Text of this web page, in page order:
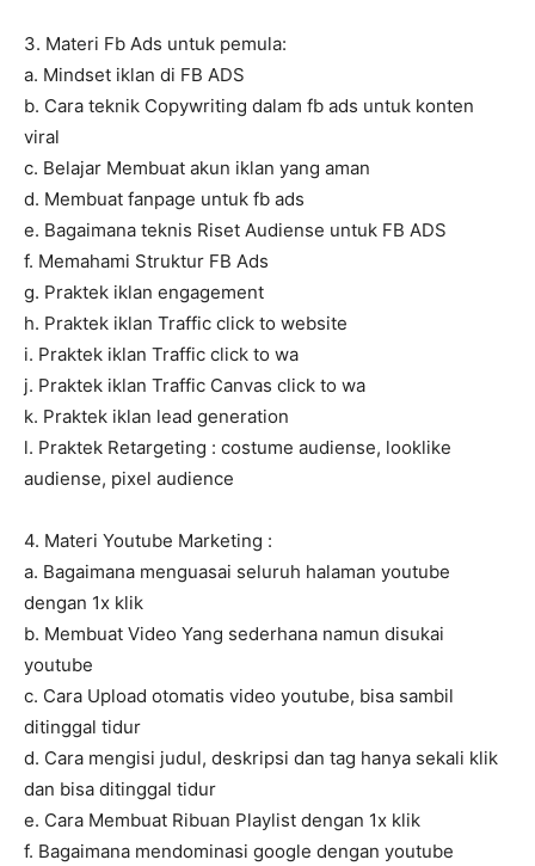
3. Materi Fb Ads untuk pemula:
a. Mindset iklan di FB ADS
b. Cara teknik Copywriting dalam fb ads untuk konten
viral
c. Belajar Membuat akun iklan yang aman
d. Membuat fanpage untuk fb ads
e. Bagaimana teknis Riset Audiense untuk FB ADS
f. Memahami Struktur FB Ads
g. Praktek iklan engagement
h. Praktek iklan Traffic click to website
i. Praktek iklan Traffic click to wa
j. Praktek iklan Traffic Canvas click to wa
k. Praktek iklan lead generation
l. Praktek Retargeting : costume audiense, looklike
audiense, pixel audience
4. Materi Youtube Marketing :
a. Bagaimana menguasai seluruh halaman youtube
dengan 1x klik
b. Membuat Video Yang sederhana namun disukai
youtube
c. Cara Upload otomatis video youtube, bisa sambil
ditinggal tidur
d. Cara mengisi judul, deskripsi dan tag hanya sekali klik
dan bisa ditinggal tidur
e. Cara Membuat Ribuan Playlist dengan 1x klik
f. Bagaimana mendominasi google dengan youtube